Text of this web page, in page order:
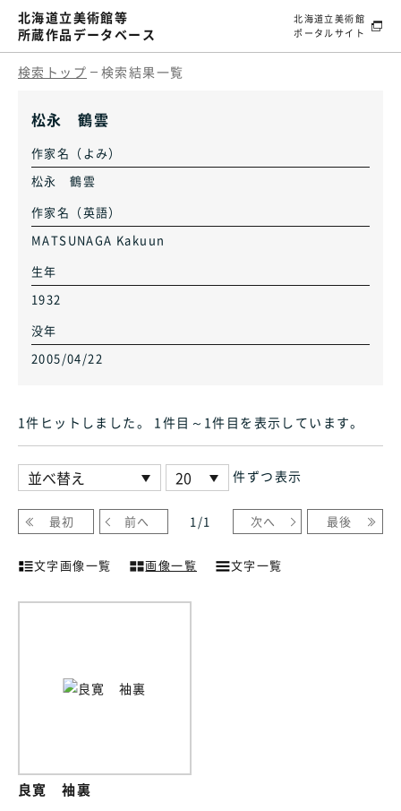
北海道立美術館等
所蔵作品データベース
北海道立美術館
ポータルサイト
検索トップ 検索結果一覧
松永 鶴雲
作家名（よみ）
松永 鶴雲
作家名（英語）
MATSUNAGA Kakuun
生年
1932
没年
2005/04/22
1件ヒット しました。 1件目～1件目 を表示しています。
件ずつ表示
最初 前へ 1 /1 次へ 最後
文字画像一覧 画像一覧 文字一覧
良寛 袖裏